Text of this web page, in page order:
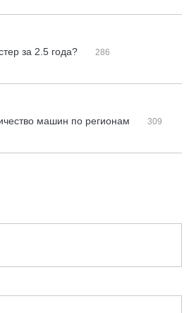
за 2.5 года?
286
машин по регионам
309